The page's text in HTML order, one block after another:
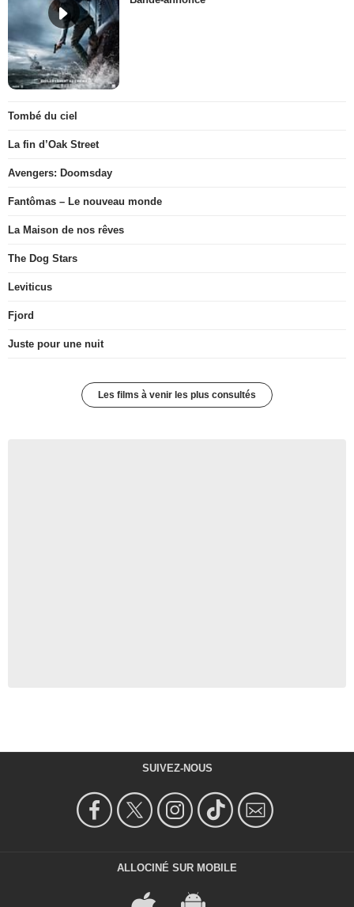
Tombé du ciel
La fin d’Oak Street
Avengers: Doomsday
Fantômas – Le nouveau monde
La Maison de nos rêves
The Dog Stars
Leviticus
Fjord
Juste pour une nuit
Les films à venir les plus consultés
SUIVEZ-NOUS
ALLOCINÉ SUR MOBILE